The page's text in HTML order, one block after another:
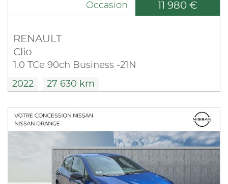
Occasion 11 980 €
RENAULT
Clio
1.0 TCe 90ch Business -21N
2022 27 630 km